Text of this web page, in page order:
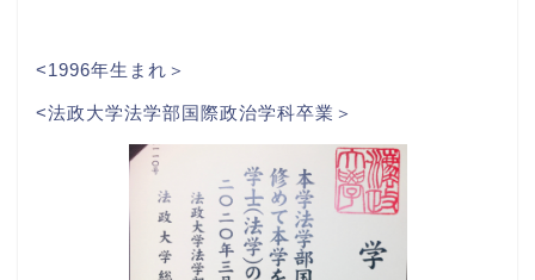
<1996年生まれ＞
<法政大学法学部国際政治学科卒業＞